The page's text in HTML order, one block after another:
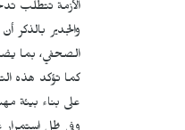
الأزمة تتطلب
والجدير
الصحفي، بما
كما تؤكد هذه
على بناء بيئة